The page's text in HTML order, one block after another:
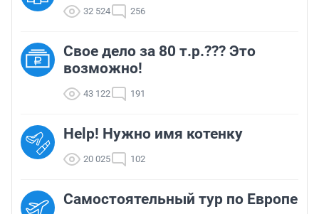
32 524 256
Свое дело за 80 т.р.??? Это
возможно!
43 122 191
Help! Нужно имя котенку
20 025 102
Самостоятельный тур по Европе